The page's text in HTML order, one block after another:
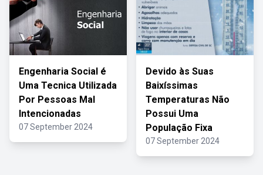
Engenharia Social é
Uma Tecnica Utilizada
Por Pessoas Mal
Intencionadas
07 September 2024
Devido às Suas
Baixíssimas
Temperaturas Não
Possui Uma
População Fixa
07 September 2024